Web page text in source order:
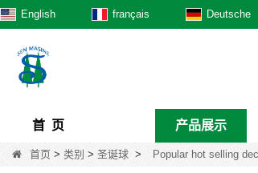
English français Deutsche
首 页 产品展示
首页 > 类别 > 圣诞球 > Popular hot selling